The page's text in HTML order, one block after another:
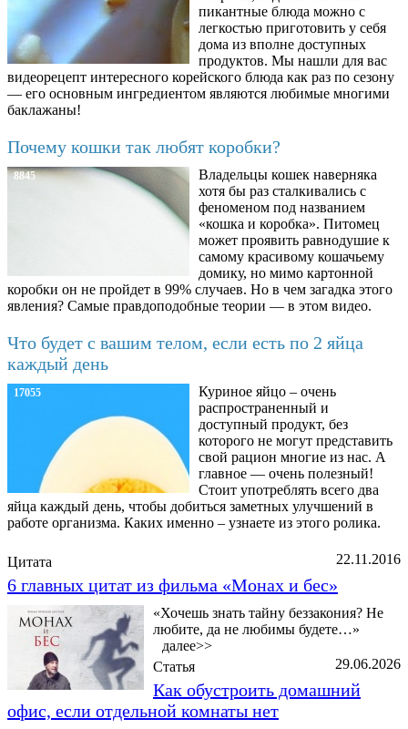
пикантные блюда можно с
легкостью приготовить у себя
дома из вполне доступных
продуктов. Мы нашли для вас
видеорецепт интересного корейского блюда как раз по сезону
— его основным ингредиентом являются любимые многими
баклажаны!
Почему кошки так любят коробки?
8845
Владельцы кошек наверняка
хотя бы раз сталкивались с
феноменом под названием
«кошка и коробка». Питомец
может проявить равнодушие к
самому красивому кошачьему
домику, но мимо картонной
коробки он не пройдет в 99% случаев. Но в чем загадка этого
явления? Самые правдоподобные теории — в этом видео.
Что будет с вашим телом, если есть по 2 яйца
каждый день
17055
Куриное яйцо – очень
распространенный и
доступный продукт, без
которого не могут представить
свой рацион многие из нас. А
главное — очень полезный!
Стоит употреблять всего два
яйца каждый день, чтобы добиться заметных улучшений в
работе организма. Каких именно – узнаете из этого ролика.
22.11.2016
Цитата
6 главных цитат из фильма «Монах и бес»
«Хочешь знать тайну беззакония? Не
любите, да не любимы будете…»
далее>>
29.06.2026
Статья
Как обустроить домашний
офис, если отдельной комнаты нет